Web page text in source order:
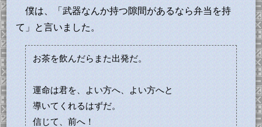
僕は、「武器なんか持つ隙間があるなら弁当を持
て」と言いました。
お茶を飲んだらまた出発だ。
運命は君を、よい方へ、よい方へと
導いてくれるはずだ。
信じて、前へ！